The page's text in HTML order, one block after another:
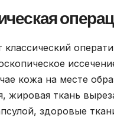
классический
кожа на месте
жировая ткань
здоровые